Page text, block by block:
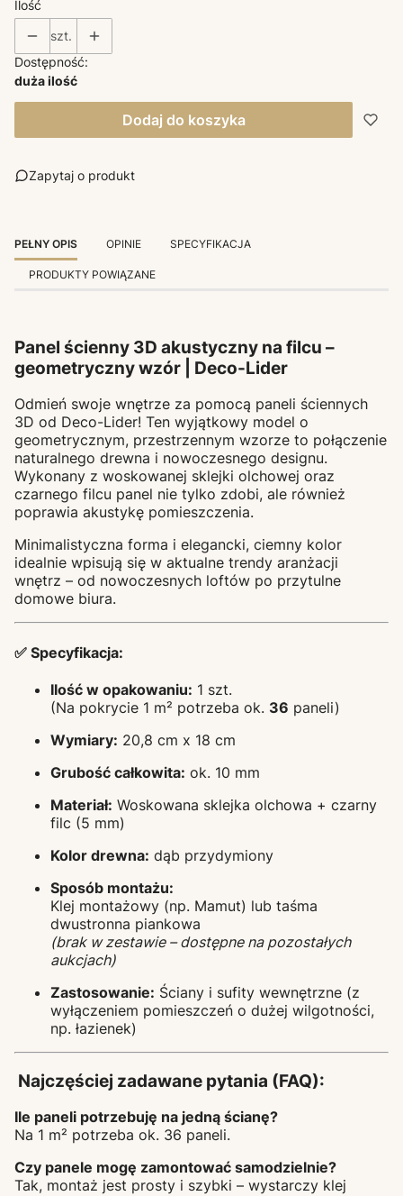
Ilość
szt.
Dostępność:
duża ilość
Dodaj do koszyka
Zapytaj o produkt
PEŁNY OPIS OPINIE SPECYFIKACJA
PRODUKTY POWIĄZANE
Panel ścienny 3D akustyczny na filcu –
geometryczny wzór | Deco-Lider
Odmień swoje wnętrze za pomocą paneli ściennych
3D od Deco-Lider! Ten wyjątkowy model o
geometrycznym, przestrzennym wzorze to połączenie
naturalnego drewna i nowoczesnego designu.
Wykonany z woskowanej sklejki olchowej oraz
czarnego filcu panel nie tylko zdobi, ale również
poprawia akustykę pomieszczenia.
Minimalistyczna forma i elegancki, ciemny kolor
idealnie wpisują się w aktualne trendy aranżacji
wnętrz – od nowoczesnych loftów po przytulne
domowe biura.
✅ Specyfikacja:
Ilość w opakowaniu: 1 szt.
(Na pokrycie 1 m² potrzeba ok. 36 paneli)
Wymiary: 20,8 cm x 18 cm
Grubość całkowita: ok. 10 mm
Materiał: Woskowana sklejka olchowa + czarny
filc (5 mm)
Kolor drewna: dąb przydymiony
Sposób montażu:
Klej montażowy (np. Mamut) lub taśma
dwustronna piankowa
(brak w zestawie – dostępne na pozostałych
aukcjach)
Zastosowanie: Ściany i sufity wewnętrzne (z
wyłączeniem pomieszczeń o dużej wilgotności,
np. łazienek)
Najczęściej zadawane pytania (FAQ):
Ile paneli potrzebuję na jedną ścianę?
Na 1 m² potrzeba ok. 36 paneli.
Czy panele mogę zamontować samodzielnie?
Tak, montaż jest prosty i szybki – wystarczy klej